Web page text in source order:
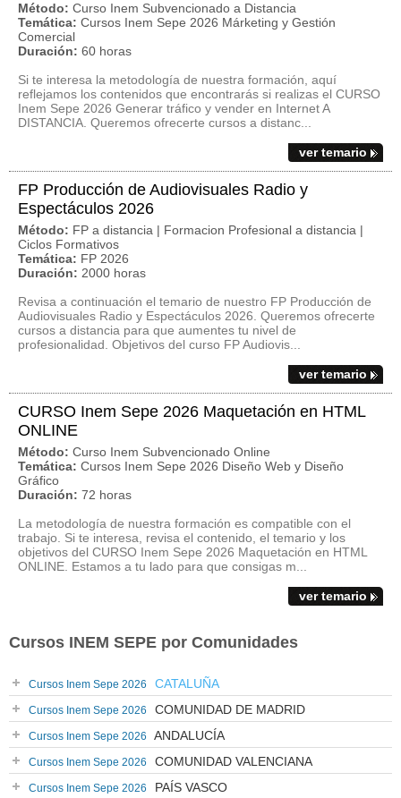
Método: Curso Inem Subvencionado a Distancia
Temática: Cursos Inem Sepe 2026 Márketing y Gestión
Comercial
Duración: 60 horas
Si te interesa la metodología de nuestra formación, aquí
reflejamos los contenidos que encontrarás si realizas el CURSO
Inem Sepe 2026 Generar tráfico y vender en Internet A
DISTANCIA. Queremos ofrecerte cursos a distanc...
ver temario
FP Producción de Audiovisuales Radio y
Espectáculos 2026
Método: FP a distancia | Formacion Profesional a distancia |
Ciclos Formativos
Temática: FP 2026
Duración: 2000 horas
Revisa a continuación el temario de nuestro FP Producción de
Audiovisuales Radio y Espectáculos 2026. Queremos ofrecerte
cursos a distancia para que aumentes tu nivel de
profesionalidad. Objetivos del curso FP Audiovis...
ver temario
CURSO Inem Sepe 2026 Maquetación en HTML
ONLINE
Método: Curso Inem Subvencionado Online
Temática: Cursos Inem Sepe 2026 Diseño Web y Diseño
Gráfico
Duración: 72 horas
La metodología de nuestra formación es compatible con el
trabajo. Si te interesa, revisa el contenido, el temario y los
objetivos del CURSO Inem Sepe 2026 Maquetación en HTML
ONLINE. Estamos a tu lado para que consigas m...
ver temario
Cursos INEM SEPE por Comunidades
Cursos Inem Sepe 2026 CATALUÑA
Cursos Inem Sepe 2026 COMUNIDAD DE MADRID
Cursos Inem Sepe 2026 ANDALUCÍA
Cursos Inem Sepe 2026 COMUNIDAD VALENCIANA
Cursos Inem Sepe 2026 PAÍS VASCO